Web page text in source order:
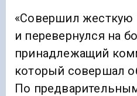
«Совершил жесткую
и перевернулся на
принадлежащий
который совершал
По